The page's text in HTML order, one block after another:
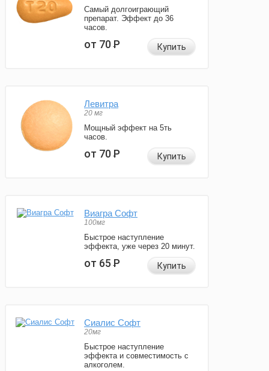
Самый долгоиграющий
препарат. Эффект до 36
часов.
от 70Р Купить
Левитра
20 мг
Мощный эффект на 5ть
часов.
от 70Р Купить
Виагра Софт
100мг
Быстрое наступление
эффекта, уже через 20 минут.
от 65Р Купить
Сиалис Софт
20мг
Быстрое наступление
эффекта и совместимость с
алкоголем.